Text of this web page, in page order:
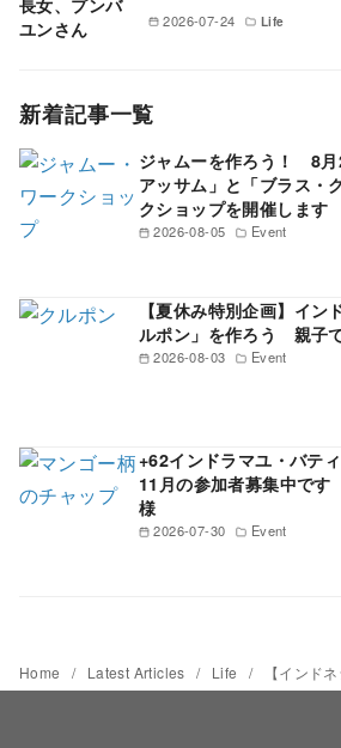
2026-07-24 Life
新着記事一覧
2026-08-05 Event
ジャムーを作ろう！ 8月
アッサム」と「ブラス・
クショップを開催します
2026-08-03 Event
【夏休み特別企画】イン
ルポン」を作ろう 親子
2026-07-30 Event
+62インドラマユ・バテ
11月の参加者募集中で
様
Home Latest Articles Life 【インドネシア居残り交換日記】 Day